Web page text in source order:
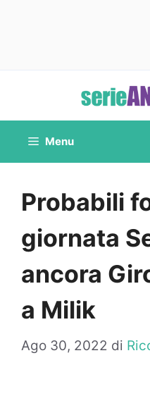
contenuto
Menu
Probabili
giornata
ancora
a Milik
Ago 30, 2022 di